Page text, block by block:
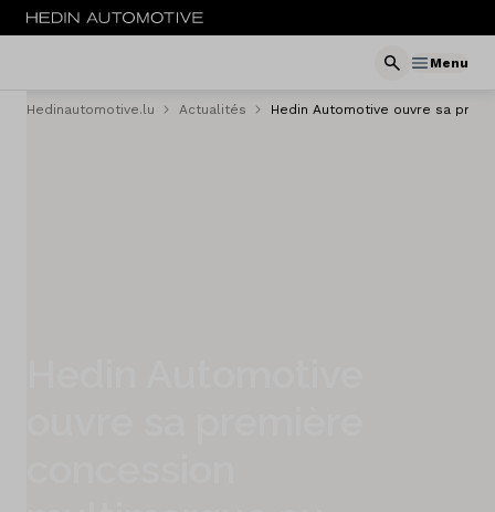
Menu
Menu
Hedinautomotive.lu Actualités Hedin Automotive ouvre sa